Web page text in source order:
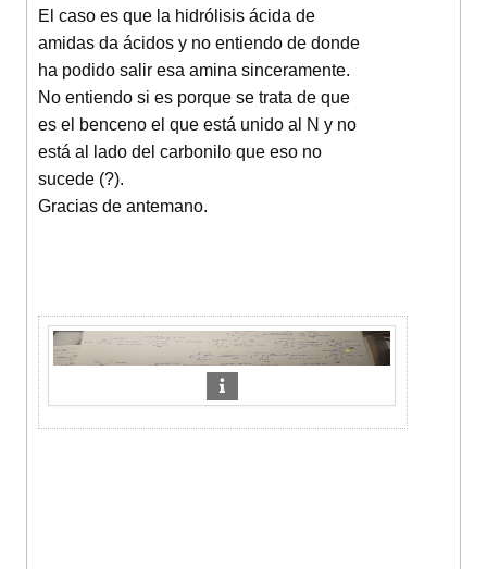
El caso es que la hidrólisis ácida de
amidas da ácidos y no entiendo de donde
ha podido salir esa amina sinceramente.
No entiendo si es porque se trata de que
es el benceno el que está unido al N y no
está al lado del carbonilo que eso no
sucede (?).
Gracias de antemano.